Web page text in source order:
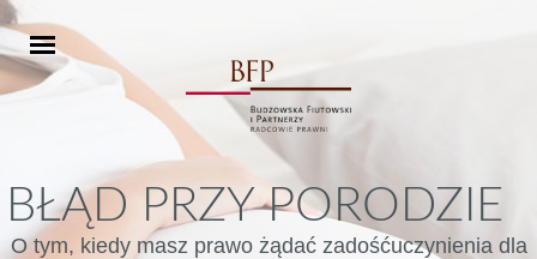
BŁĄD PRZY PORODZIE
O tym, kiedy masz prawo żądać zadośćuczynienia dla